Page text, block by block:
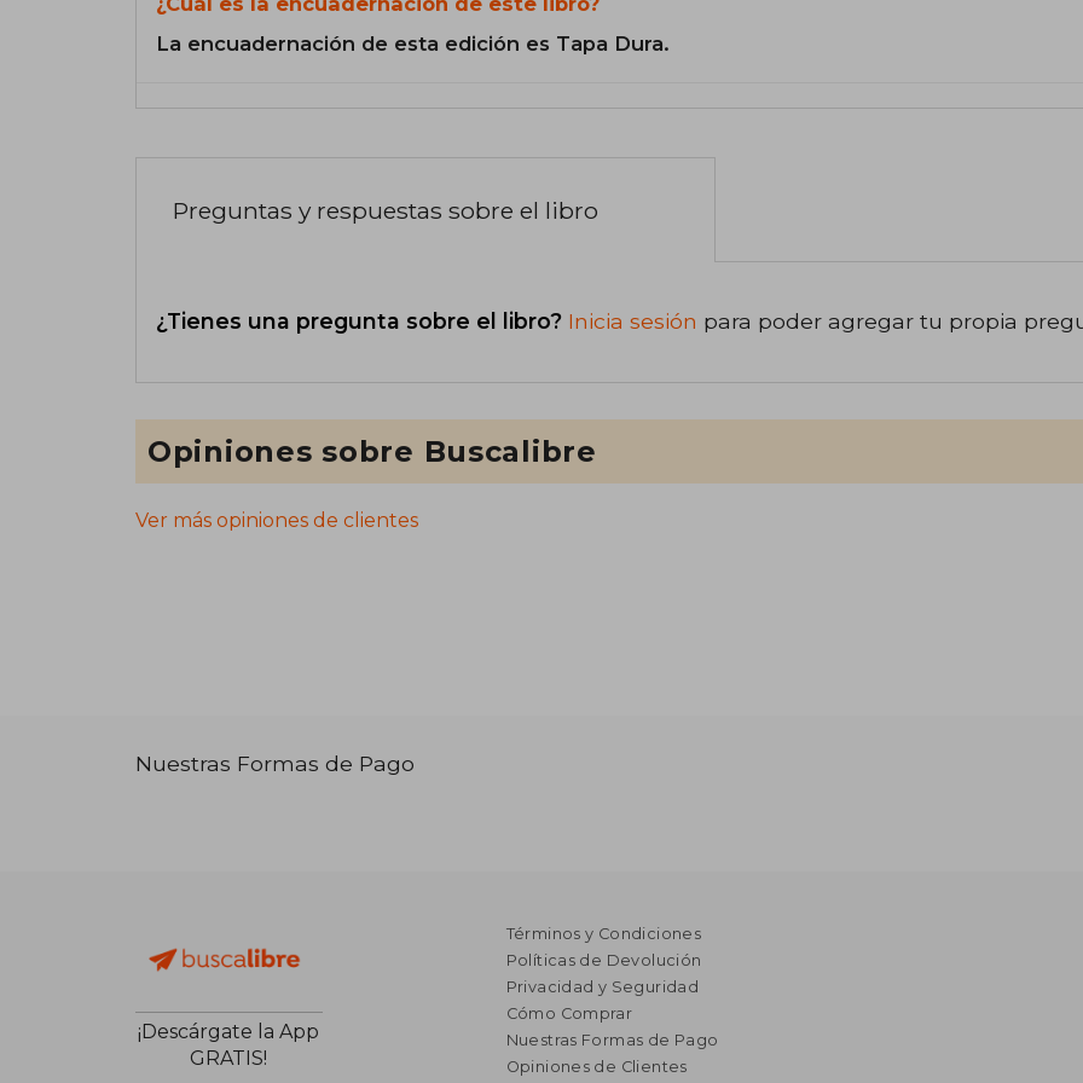
La encuadernación de esta edición es Tapa Dura.
Preguntas y respuestas sobre el libro
¿Tienes una pregunta sobre el libro? Inicia sesión para poder agregar tu propia
Opiniones sobre Buscalibre
Ver más opiniones de clientes
Nuestras Formas de Pago
¡Descárgate la App
GRATIS!
Términos y Condiciones
Políticas de Devolución
Privacidad y Seguridad
Cómo Comprar
Nuestras Formas de Pago
Opiniones de Clientes